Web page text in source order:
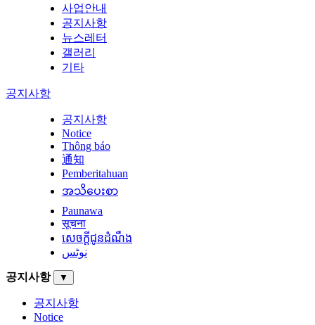
사업안내
공지사항
뉴스레터
갤러리
기타
공지사항
공지사항
Notice
Thông báo
通知
Pemberitahuan
အသိပေးစာ
Paunawa
सूचना
សេចក្តីជូនដំណឹង
نوٹس
공지사항 ▼
공지사항
Notice